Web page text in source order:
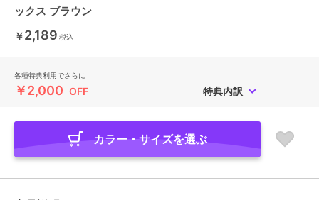
ックス ブラウン
￥2,189 税込
各種特典利用でさらに
￥2,000 OFF 特典内訳
カラー・サイズを選ぶ